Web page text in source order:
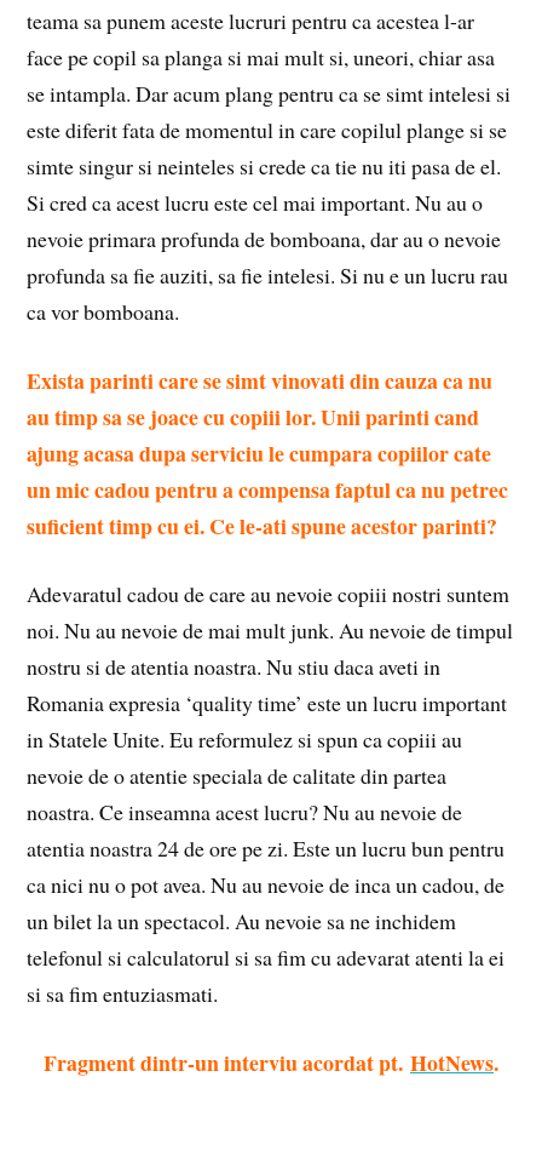
teama sa punem aceste lucruri pentru ca acestea l-ar
face pe copil sa planga si mai mult si, uneori, chiar asa
se intampla. Dar acum plang pentru ca se simt intelesi si
este diferit fata de momentul in care copilul plange si se
simte singur si neinteles si crede ca tie nu iti pasa de el.
Si cred ca acest lucru este cel mai important. Nu au o
nevoie primara profunda de bomboana, dar au o nevoie
profunda sa fie auziti, sa fie intelesi. Si nu e un lucru rau
ca vor bomboana.
Exista parinti care se simt vinovati din cauza ca nu
au timp sa se joace cu copiii lor. Unii parinti cand
ajung acasa dupa serviciu le cumpara copiilor cate
un mic cadou pentru a compensa faptul ca nu petrec
suficient timp cu ei. Ce le-ati spune acestor parinti?
Adevaratul cadou de care au nevoie copiii nostri suntem
noi. Nu au nevoie de mai mult junk. Au nevoie de timpul
nostru si de atentia noastra. Nu stiu daca aveti in
Romania expresia ‘quality time’ este un lucru important
in Statele Unite. Eu reformulez si spun ca copiii au
nevoie de o atentie speciala de calitate din partea
noastra. Ce inseamna acest lucru? Nu au nevoie de
atentia noastra 24 de ore pe zi. Este un lucru bun pentru
ca nici nu o pot avea. Nu au nevoie de inca un cadou, de
un bilet la un spectacol. Au nevoie sa ne inchidem
telefonul si calculatorul si sa fim cu adevarat atenti la ei
si sa fim entuziasmati.
Fragment dintr-un interviu acordat pt. HotNews.